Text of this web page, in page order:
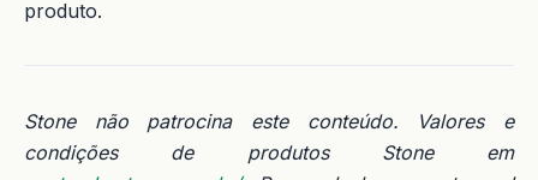
produto.
Stone não patrocina este conteúdo. Valores e
condições de produtos Stone em